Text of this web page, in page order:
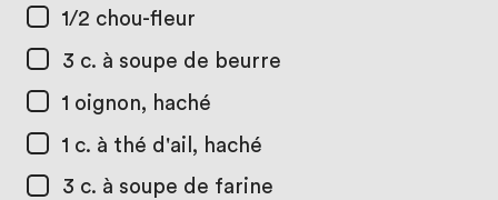
1/2 chou-fleur
3 c. à soupe de beurre
1 oignon, haché
1 c. à thé d'ail, haché
3 c. à soupe de farine